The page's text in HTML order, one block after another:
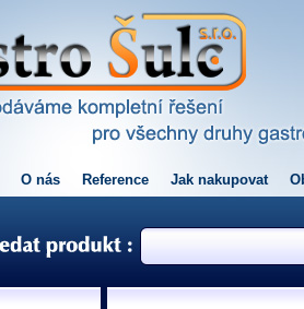
O nás Reference Jak nakupovat